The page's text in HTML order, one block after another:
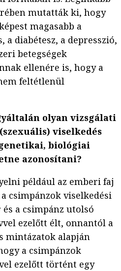
mutatták ki, hogy
magasabb a
diabétesz, a depresszió,
betegségek
ellenére is, hogy a
feltétlenül
olyan vizsgálati
viselkedés
biológiai
azonosítani?
például az emberi faj
csimpánzok viselkedési
a csimpánz utolsó
ezelőtt élt, onnantól a
mintázatok alapján
a csimpánzok
ezelőtt történt egy